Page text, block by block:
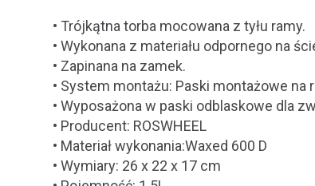
• Trójkątna torba mocowana z tyłu ramy.
• Wykonana z materiału odpornego na
• Zapinana na zamek.
• System montażu: Paski montażowe na
• Wyposażona w paski odblaskowe dla
• Producent: ROSWHEEL
• Materiał wykonania:Waxed 600 D
• Wymiary: 26 x 22 x 17 cm